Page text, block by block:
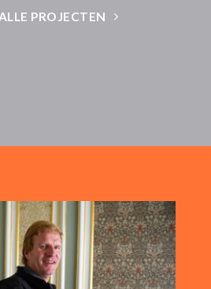
PROJECTEN